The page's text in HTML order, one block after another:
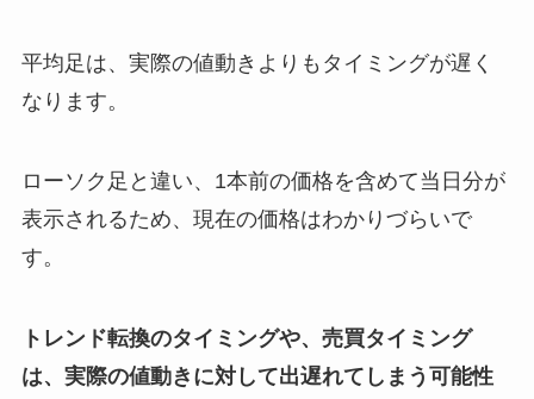
平均足は、実際の値動きよりもタイミングが遅く
なります。
ローソク足と違い、 1本前の価格を含めて当日分が
表示されるため、現在の価格はわかりづらいで
す。
トレンド転換のタイミングや、売買タイミング
は、実際の値動きに対して出遅れてしまう可能性